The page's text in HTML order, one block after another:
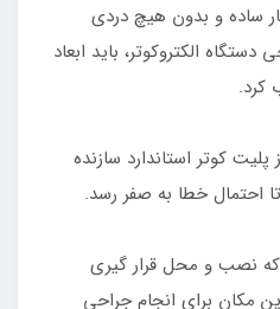
ساده و بدون هیچ دردی
الکتروکوتر، باید ابعاد
کرد.
کوتر استاندارد سازنده
احتمال خطا به صفر رسد.
که نصب و محل قرار گیری
مکان برای انجام جراحی